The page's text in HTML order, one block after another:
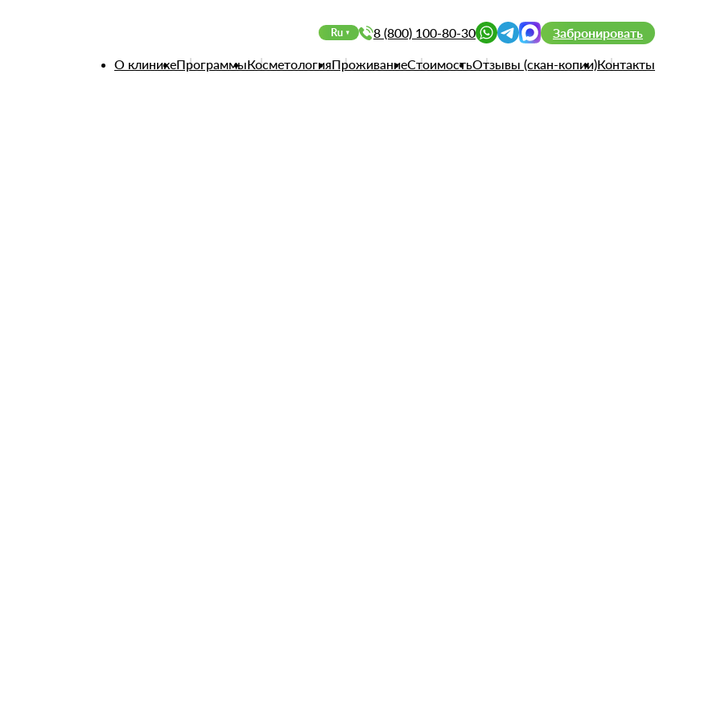
Ru 8 (800) 100-80-30 Забронировать
О клиникеПрограммыКосметологияПроживаниеСтоимостьОтзывы (скан-копии)Контакты
распознать и лечить